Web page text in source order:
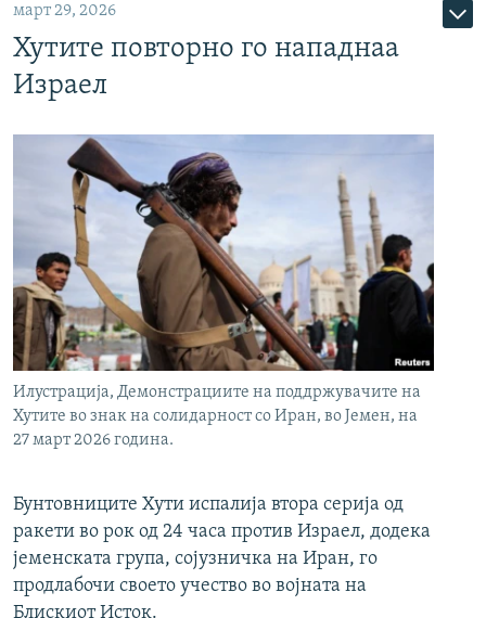
март 29, 2026
Хутите повторно го нападнаа
Израел
Илустрација, Демонстрациите на поддржувачите на
Хутите во знак на солидарност со Иран, во Јемен, на
27 март 2026 година.
Бунтовниците Хути испалија втора серија од
ракети во рок од 24 часа против Израел, додека
јеменската група, сојузничка на Иран, го
продлабочи своето учество во војната на
Блискиот Исток.